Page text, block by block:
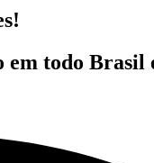
em todo